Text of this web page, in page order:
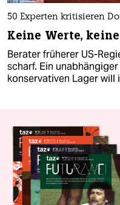
50 Experten kritisieren
Keine Werte,
Berater früherer US-
scharf. Ein
konservativen Lager will